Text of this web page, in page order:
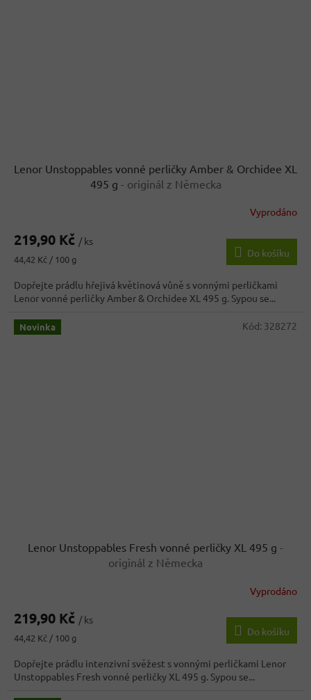
Lenor Unstoppables vonné perličky Amber & Orchidee XL
495 g - originál z Německa
Vyprodáno
219,90 Kč / ks
Měrná
44,42 Kč / 100 g
Do košíku
Dopřejte prádlu hřejivá květinová vůně s vonnými perličkami
Lenor vonné perličky Amber & Orchidee XL 495 g. Sypou se...
Novinka
Lenor Unstoppables Fresh vonné perličky XL 495 g -
originál z Německa
Vyprodáno
219,90 Kč / ks
Měrná
44,42 Kč / 100 g
Do košíku
Dopřejte prádlu intenzivní svěžest s vonnými perličkami Lenor
Unstoppables Fresh vonné perličky XL 495 g. Sypou se...
Kód: 328272